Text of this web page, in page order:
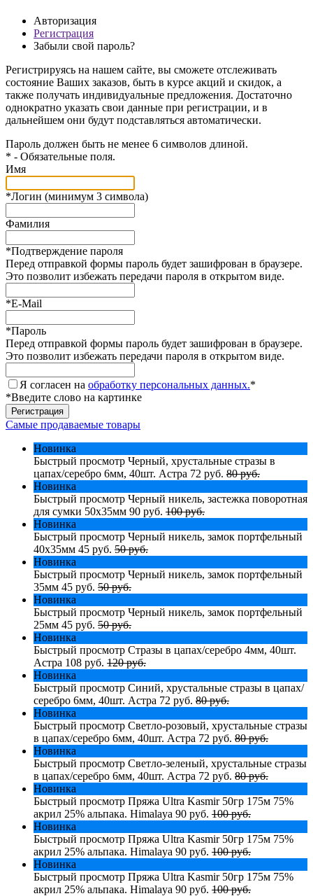
Авторизация
Регистрация
Забыли свой пароль?
Регистрируясь на нашем сайте, вы сможете отслеживать
состояние Ваших заказов, быть в курсе акций и скидок, а
также получать индивидуальные предложения. Достаточно
однократно указать свои данные при регистрации, и в
дальнейшем они будут подставляться автоматически.
Пароль должен быть не менее 6 символов длиной.
* - Обязательные поля.
Имя
*Логин (минимум 3 символа)
Фамилия
*Подтверждение пароля
Перед отправкой формы пароль будет зашифрован в браузере.
Это позволит избежать передачи пароля в открытом виде.
*E-Mail
*Пароль
Перед отправкой формы пароль будет зашифрован в браузере.
Это позволит избежать передачи пароля в открытом виде.
Я согласен на обработку персональных данных.*
*Введите слово на картинке
Самые продаваемые товары
Новинка
Быстрый просмотр Черный, хрустальные стразы в
цапах/серебро 6мм, 40шт. Астра 72 руб. 80 руб.
Новинка
Быстрый просмотр Черный никель, застежка поворотная
для сумки 50х35мм 90 руб. 100 руб.
Новинка
Быстрый просмотр Черный никель, замок портфельный
40х35мм 45 руб. 50 руб.
Новинка
Быстрый просмотр Черный никель, замок портфельный
35мм 45 руб. 50 руб.
Новинка
Быстрый просмотр Черный никель, замок портфельный
25мм 45 руб. 50 руб.
Новинка
Быстрый просмотр Стразы в цапах/серебро 4мм, 40шт.
Астра 108 руб. 120 руб.
Новинка
Быстрый просмотр Синий, хрустальные стразы в цапах/
серебро 6мм, 40шт. Астра 72 руб. 80 руб.
Новинка
Быстрый просмотр Светло-розовый, хрустальные стразы
в цапах/серебро 6мм, 40шт. Астра 72 руб. 80 руб.
Новинка
Быстрый просмотр Светло-зеленый, хрустальные стразы
в цапах/серебро 6мм, 40шт. Астра 72 руб. 80 руб.
Новинка
Быстрый просмотр Пряжа Ultra Kasmir 50гр 175м 75%
акрил 25% альпака. Himalaya 90 руб. 100 руб.
Новинка
Быстрый просмотр Пряжа Ultra Kasmir 50гр 175м 75%
акрил 25% альпака. Himalaya 90 руб. 100 руб.
Новинка
Быстрый просмотр Пряжа Ultra Kasmir 50гр 175м 75%
акрил 25% альпака. Himalaya 90 руб. 100 руб.